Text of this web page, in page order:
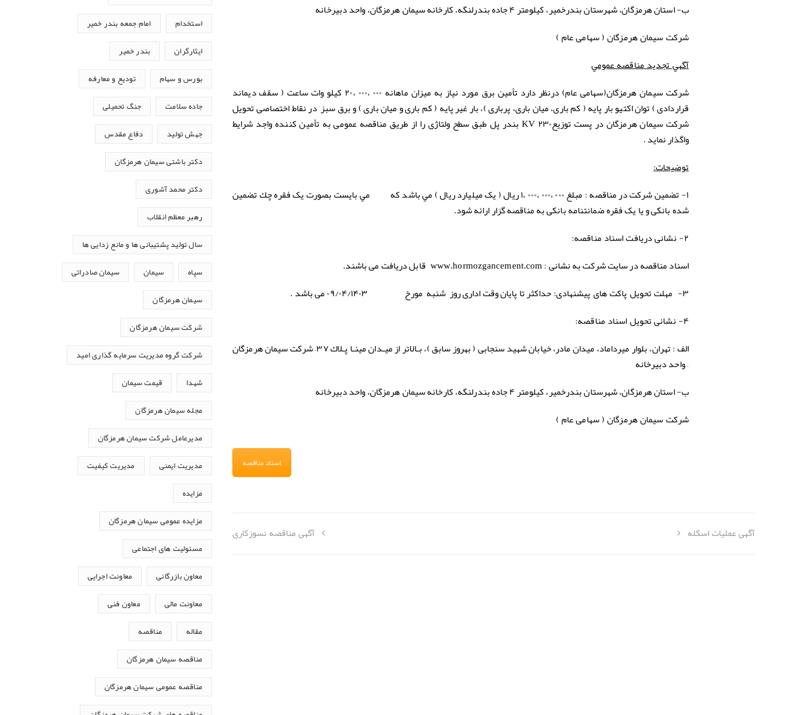
ب- استان هرمزگان، شهرستان بندرخمير، كيلومتر ۴ جاده بندرلنگه، كارخانه سيمان هرمزگان، واحد دبیرخانه
شرکت سیمان هرمزگان ( سهامی عام )
آگهي تجدید مناقصه عمومي
شرکت سیمان هرمزگان(سهامی عام) درنظر دارد تأمین برق مورد نیاز به میزان ماهانه ۰۰۰ ،۰۰۰ ،۲۰ کیلو وات ساعت ( سقف دیماند
قراردادی ) توان اکتیو بار پایه ( کم باری، میان باری، پرباری )، بار غیر پایه ( کم باری و میان باری ) و برق سبز در نقاط اختصاصی تحویل
شرکت سیمان هرمزگان در پست توزیعKV ۲۳۰ بندر پل طبق سطح ولتاژی را از طریق مناقصه عمومی به تأمین کننده واجد شرایط
واگذار نماید .
توضیحات:
۱- تضمین شركت در مناقصه
: مبلغ ۰۰۰ ،۰۰۰ ،۰۰۰ ،۱ ريال ( یک میلیارد ریال ) مي باشد كه مي بايست بصورت یک فقره چك تضمین
شده بانکی و یا یک فقره ضمانتنامه بانکی به مناقصه گزار ارائه شود.
۲- نشانی دریافت اسناد مناقصه:
اسناد مناقصه در سایت شرکت به نشانی : www.hormozgancement.com قابل دریافت می باشند.
۳- مهلت تحویل پاکت های پیشنهادی: حداکثر تا پایان وقت اداری روز شنبه مورخ ۰۹/۰۴/۱۴۰۳ می باشد .
۴- نشانی تحویل اسناد مناقصه:
الف : تهران، بلوار میرداماد، میدان مادر، خیابان شهید سنجابی ( بهروز سابق )، بـالاتر از میـدان مینـا پـلاك ۳۷– شرکت سیمان هرمزگان
– واحد دبیرخانه
ب- استان هرمزگان، شهرستان بندرخمير، كيلومتر ۴ جاده بندرلنگه، كارخانه سيمان هرمزگان، واحد دبیرخانه
شرکت سیمان هرمزگان ( سهامی عام )
اسناد مناقصه
آگهی مناقصه نسوزکاری آگهی عملیات اسکله
استخدام امام جمعه بندر خمیر
ایثارگران بندر خمیر
بورس و سهام تودیع و معارفه
جاده سلامت جنگ تحمیلی
جهش تولید دفاع مقدس
دکتر باشتی سیمان هرمزگان
دکتر محمد آشوری
رهبر معظم انقلاب
سال تولید پشتیبانی ها و مانع زدایی ها
سپاه سیمان سیمان صادراتی
سیمان هرمزگان
شرکت سیمان هرمزگان
شرکت گروه مدیریت سرمایه گذاری امید
شهدا قیمت سیمان
مجله سیمان هرمزگان
مدیرعامل شرکت سیمان هرمزگان
مدیریت ایمنی مدیریت کیفیت
مزایده
مزایده عمومی سیمان هرمزگان
مسئولیت های اجتماعی
معاون بازرگانی معاونت اجرایی
معاونت مالی معاون فنی
مقاله مناقصه
مناقصه سیمان هرمزگان
مناقصه عمومی سیمان هرمزگان